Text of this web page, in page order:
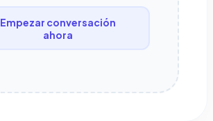
Empezar conversación
ahora